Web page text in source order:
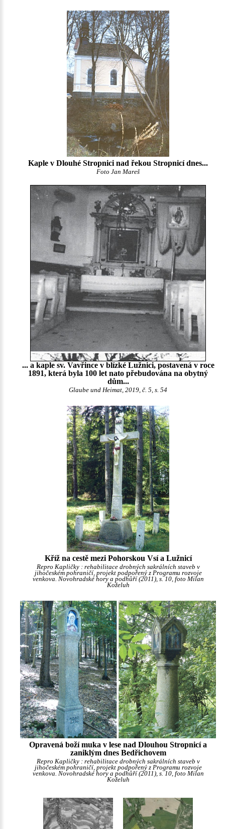
Kaple v Dlouhé Stropnici nad řekou Stropnicí dnes...
Foto Jan Mareš
... a kaple sv. Vavřince v blízké Lužnici, postavená v roce
1891, která byla 100 let nato přebudována na obytný
dům...
Glaube und Heimat, 2019, č. 5, s. 54
Kříž na cestě mezi Pohorskou Vsí a Lužnicí
Repro Kapličky : rehabilitace drobných sakrálních staveb v
jihočeském pohraničí, projekt podpořený z Programu rozvoje
venkova. Novohradské hory a podhůří (2011), s. 10, foto Milan
Koželuh
Opravená boží muka v lese nad Dlouhou Stropnicí a
zaniklým dnes Bedřichovem
Repro Kapličky : rehabilitace drobných sakrálních staveb v
jihočeském pohraničí, projekt podpořený z Programu rozvoje
venkova. Novohradské hory a podhůří (2011), s. 10, foto Milan
Koželuh